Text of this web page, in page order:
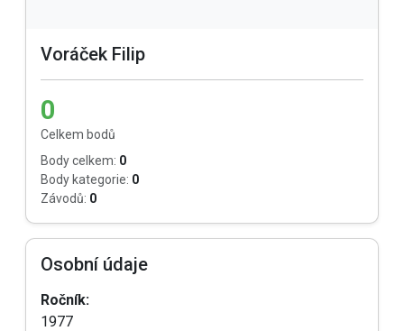
Voráček Filip
0
Celkem bodů
Body celkem: 0
Body kategorie: 0
Závodů: 0
Osobní údaje
Ročník:
1977